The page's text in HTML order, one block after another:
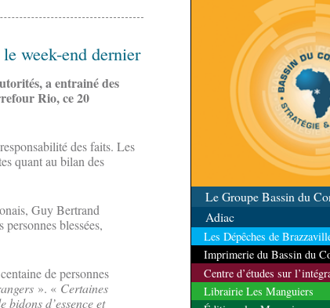
week-end dernier
a entrainé des
Rio, ce 20
des faits. Les
quant au bilan des
Guy Bertrand
blessées,
de personnes
». « Certaines
bidons d’essence et
Le Groupe Bassin du
Adiac
Les Dépêches de
Imprimerie du Bassin du
Centre d’études sur
Librairie Les Manguiers